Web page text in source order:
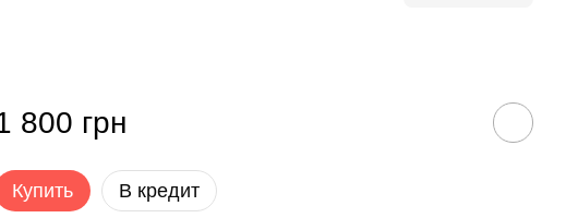
800 грн
Купить В кредит